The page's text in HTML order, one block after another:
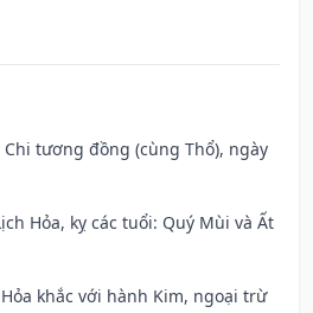
Chi tương đồng (cùng Thổ), ngày
Hỏa, kỵ các tuổi: Quý Mùi và Ất
khắc với hành Kim, ngoại trừ